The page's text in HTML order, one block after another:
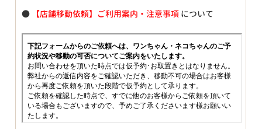
● 【店舗移動依頼】ご利用案内・注意事項 について